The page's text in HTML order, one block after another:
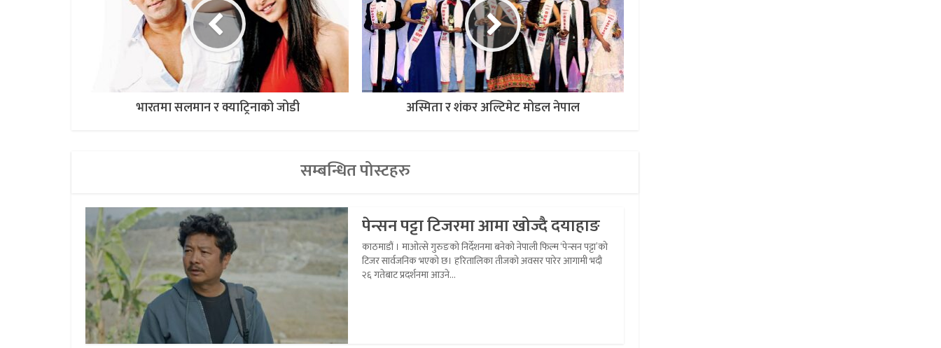
भारतमा सलमान र क्याट्रिनाको जोडी अस्मिता र शंकर अल्टिमेट मोडल नेपाल
सम्बन्धित पोस्टहरु
पेन्सन पट्टा टिजरमा आमा खोज्दै दयाहाङ
काठमाडौं । माओत्से गुरुङको निर्देशनमा बनेको नेपाली फिल्म ‘पेन्सन पट्टा’को
टिजर सार्वजनिक भएको छ। हरितालिका तीजको अवसर पारेर आगामी भदौ
२६ गतेबाट प्रदर्शनमा आउने...